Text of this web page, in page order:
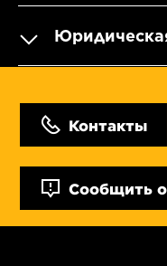
Контакты
Сообщить